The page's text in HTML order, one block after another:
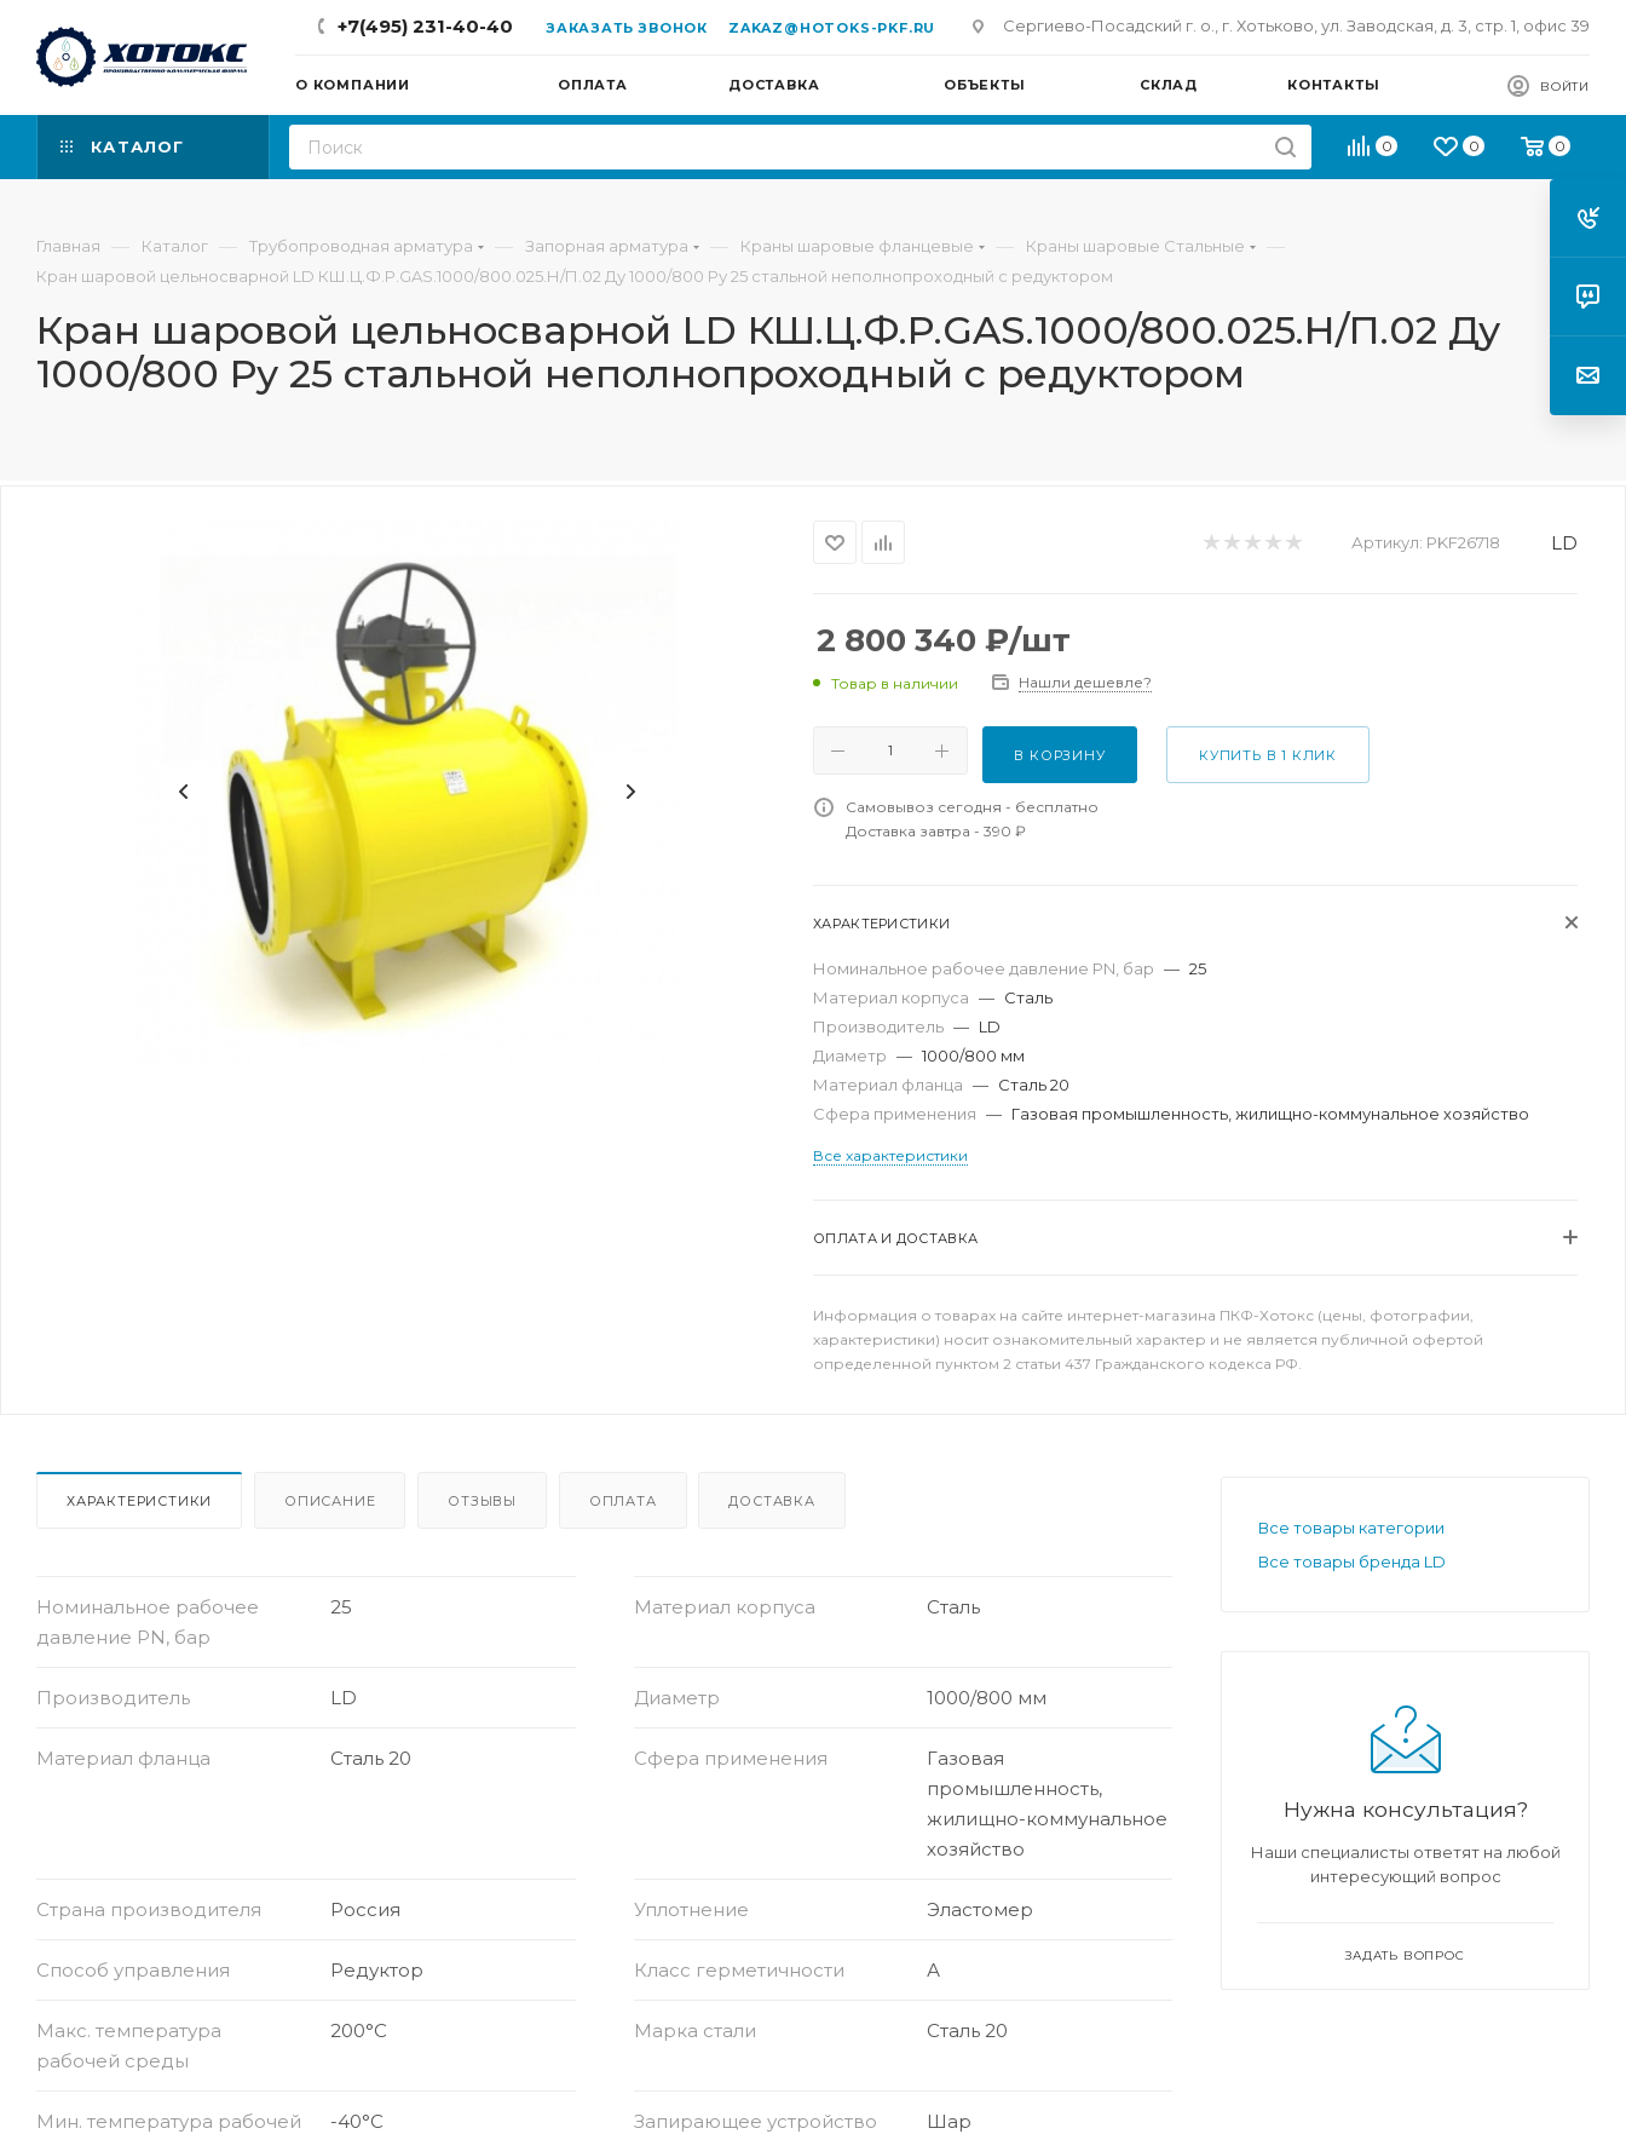
+7(495) 231-40-40 ЗАКАЗАТЬ ЗВОНОК ZAKAZ@HOTOKS-PKF.RU Сергиево-Посадский г. о., г. Хотьково, ул. Заводская, д. 3, стр. 1, офис 39
О КОМПАНИИ ОПЛАТА ДОСТАВКА ОБЪЕКТЫ СКЛАД КОНТАКТЫ ВОЙТИ
КАТАЛОГ 0 0 0
Главная — Каталог — Трубопроводная арматура — Запорная арматура — Краны шаровые фланцевые — Краны шаровые Стальные —
Кран шаровой цельносварной LD КШ.Ц.Ф.Р.GAS.1000/800.025.Н/П.02 Ду 1000/800 Ру 25 стальной неполнопроходный с редуктором
Кран шаровой цельносварной LD КШ.Ц.Ф.Р.GAS.1000/800.025.Н/П.02 Ду
1000/800 Ру 25 стальной неполнопроходный с редуктором
Артикул: PKF26718 LD
2 800 340 ₽/шт
Товар в наличии Нашли дешевле?
В КОРЗИНУ КУПИТЬ В 1 КЛИК
Самовывоз сегодня - бесплатно
Доставка завтра - 390 ₽
ХАРАКТЕРИСТИКИ
Номинальное рабочее давление PN, бар — 25
Материал корпуса — Сталь
Производитель — LD
Диаметр — 1000/800 мм
Материал фланца — Сталь 20
Сфера применения — Газовая промышленность, жилищно-коммунальное хозяйство
Все характеристики
ОПЛАТА И ДОСТАВКА
Информация о товарах на сайте интернет-магазина ПКФ-Хотокс (цены, фотографии,
характеристики) носит ознакомительный характер и не является публичной офертой
определенной пунктом 2 статьи 437 Гражданского кодекса РФ.
ХАРАКТЕРИСТИКИ ОПИСАНИЕ ОТЗЫВЫ ОПЛАТА ДОСТАВКА
Номинальное рабочее
давление PN, бар
25 Материал корпуса Сталь
Производитель LD Диаметр 1000/800 мм
Материал фланца Сталь 20 Сфера применения
Газовая
промышленность,
жилищно-коммунальное
хозяйство
Страна производителя Россия Уплотнение Эластомер
Способ управления Редуктор Класс герметичности А
Макс. температура
рабочей среды
200°С Марка стали Сталь 20
Мин. температура рабочей
-40°С Запирающее устройство Шар
Все товары категории
Все товары бренда LD
Нужна консультация?
Наши специалисты ответят на любой
интересующий вопрос
ЗАДАТЬ ВОПРОС